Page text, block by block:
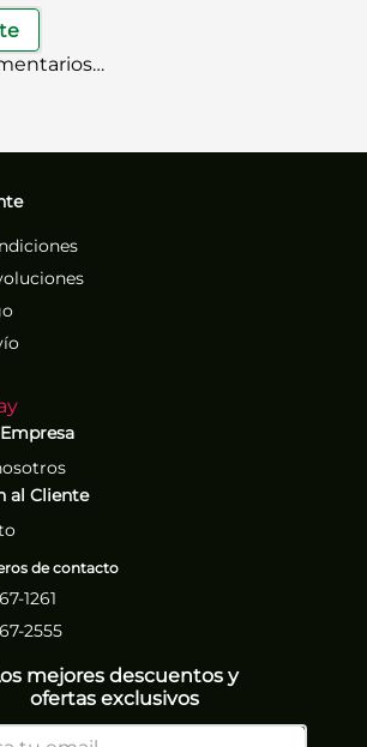
al Cliente
de contacto
1261
2555
mejores descuentos y
ofertas exclusivos